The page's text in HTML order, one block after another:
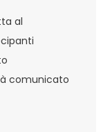
al
comunicato